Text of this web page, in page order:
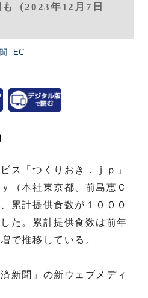
（2023年12月7日
EC
ス「つくりおき．ｊｐ」
（本社東京都、前島恵Ｃ
累計提供食数が１０００
た。累計提供食数は前年
で推移している。
新聞」の新ウェブメディ